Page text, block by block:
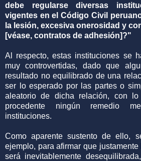
debe regularse diversas
vigentes en el Código Civil
la lesión, excesiva onerosidad y
[véase, contratos de adhesión]?"
Al respecto, estas instituciones se
muy controvertidas, dado que
resultado no equilibrado de una
ser lo esperado por las partes o
aleatorio de dicha relación, con
procedente ningún remedio
instituciones.
Como aparente sustento de ello,
ejemplo, para afirmar que justamente
será inevitablemente